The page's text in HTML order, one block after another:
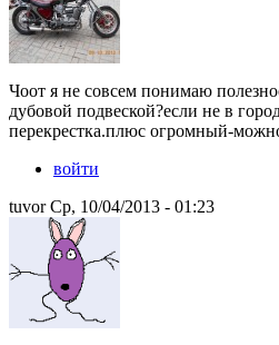
Чоот я не совсем понимаю
дубовой подвеской?если не в
перекрестка.плюс огромный-
войти
tuvor Ср, 10/04/2013 - 01:23